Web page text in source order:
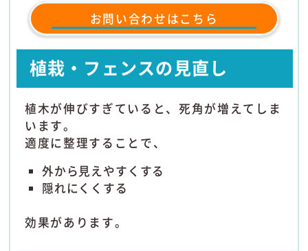
お問い合わせはこちら
植栽・フェンスの見直し
植木が伸びすぎていると、死角が増えてしま
います。
適度に整理することで、
外から見えやすくする
隠れにくくする
効果があります。